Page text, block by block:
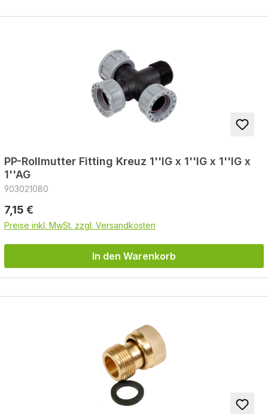
PP-Rollmutter Fitting Kreuz 1''IG x 1''IG x 1''IG x
1''AG
903021080
Regulärer Preis:
7,15 €
Preise inkl. MwSt. zzgl. Versandkosten
In den Warenkorb